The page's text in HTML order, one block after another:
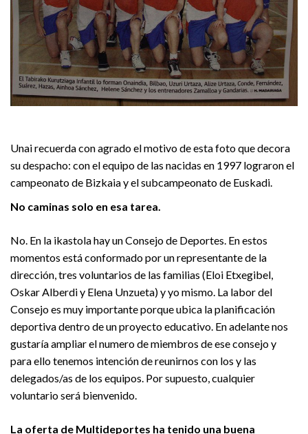
Unai recuerda con agrado el motivo de esta foto que decora
su despacho: con el equipo de las nacidas en 1997 lograron el
campeonato de Bizkaia y el subcampeonato de Euskadi.
No caminas solo en esa tarea.
No. En la ikastola hay un Consejo de Deportes. En estos
momentos está conformado por un representante de la
dirección, tres voluntarios de las familias (Eloi Etxegibel,
Oskar Alberdi y Elena Unzueta) y yo mismo. La labor del
Consejo es muy importante porque ubica la planificación
deportiva dentro de un proyecto educativo. En adelante nos
gustaría ampliar el numero de miembros de ese consejo y
para ello tenemos intención de reunirnos con los y las
delegados/as de los equipos. Por supuesto, cualquier
voluntario será bienvenido.
La oferta de Multideportes ha tenido una buena